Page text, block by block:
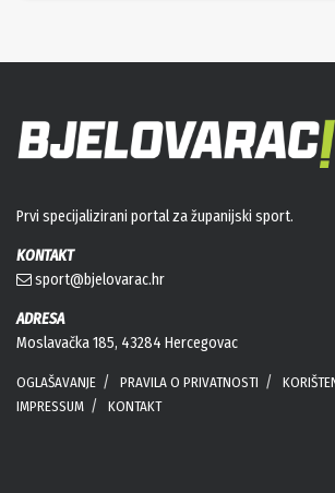
Prvi specijalizirani portal za županijski sport.
KONTAKT
sport@bjelovarac.hr
ADRESA
Moslavačka 185, 43284 Hercegovac
OGLAŠAVANJE PRAVILA O PRIVATNOSTI
IMPRESSUM
KONTAKT